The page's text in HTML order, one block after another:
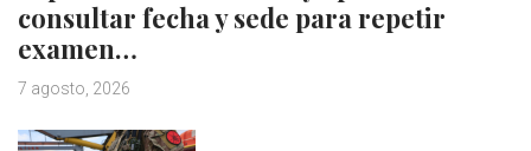
consultar fecha y sede para repetir
examen…
7 agosto, 2026